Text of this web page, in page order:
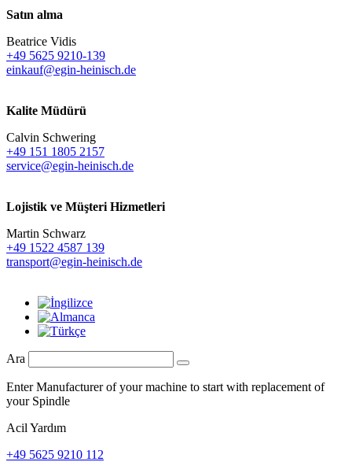
Satın alma
Beatrice Vidis
+49 5625 9210-139
einkauf@egin-heinisch.de
Kalite Müdürü
Calvin Schwering
+49 151 1805 2157
service@egin-heinisch.de
Lojistik ve Müşteri Hizmetleri
Martin Schwarz
+49 1522 4587 139
transport@egin-heinisch.de
Ara
Enter Manufacturer of your machine to start with replacement of
your Spindle
Acil Yardım
+49 5625 9210 112